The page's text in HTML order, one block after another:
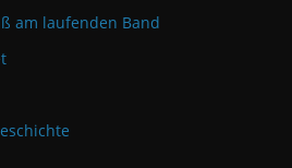
am laufenden Band